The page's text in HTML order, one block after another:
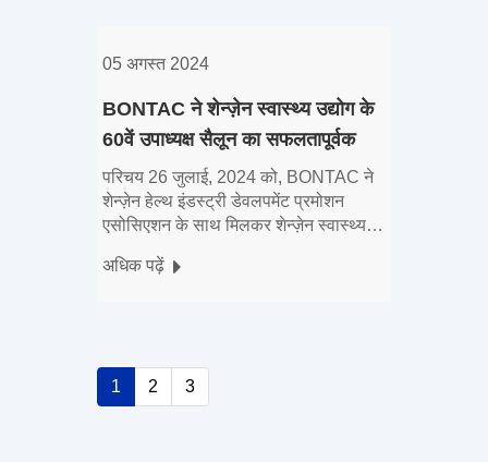
05 अगस्त 2024
BONTAC ने शेन्ज़ेन स्वास्थ्य उद्योग के
60वें उपाध्यक्ष सैलून का सफलतापूर्वक
आयोजन किया
परिचय 26 जुलाई, 2024 को, BONTAC ने
शेन्ज़ेन हेल्थ इंडस्ट्री डेवलपमेंट प्रमोशन
एसोसिएशन के साथ मिलकर शेन्ज़ेन स्वास्थ्य
सफलतापूर्वक आयोजन किया
अधिक पढ़ें
1 2 3